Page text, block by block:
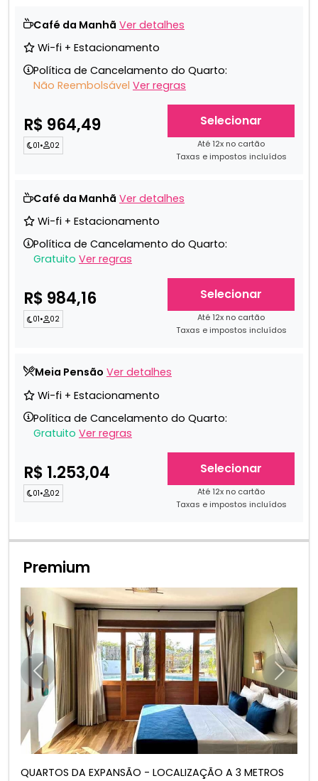
Café da Manhã Ver detalhes
Wi-fi + Estacionamento
Política de Cancelamento do Quarto:
Não Reembolsável Ver regras
R$ 964,49
01• 02
Selecionar
Até 12x no cartão
Taxas e impostos incluídos
Café da Manhã Ver detalhes
Wi-fi + Estacionamento
Política de Cancelamento do Quarto:
Gratuito Ver regras
R$ 984,16
01• 02
Selecionar
Até 12x no cartão
Taxas e impostos incluídos
Meia Pensão Ver detalhes
Wi-fi + Estacionamento
Política de Cancelamento do Quarto:
Gratuito Ver regras
R$ 1.253,04
01• 02
Selecionar
Até 12x no cartão
Taxas e impostos incluídos
Premium
Anterior
QUARTOS DA EXPANSÃO - LOCALIZAÇÃO A 3 METROS